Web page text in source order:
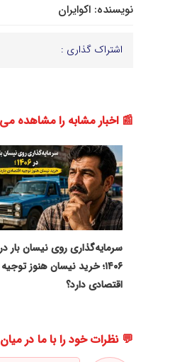
نویسنده: اکوایران
اشتراک گذاری :
📰 اخبار مشابه را مشاهده
سرمایه‌گذاری روی نیسان بار در
۱۴۰۶؛ خرید نیسان هنوز توجیه
اقتصادی دارد؟
💬 نظرات خود را با ما در